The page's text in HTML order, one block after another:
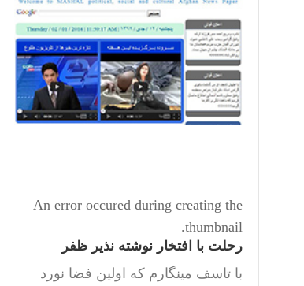
An error occured during creating the
thumbnail.
رحلت با افتخار نوشته نذیر ظفر
با تاسف مینگارم که اولین فضا نورد